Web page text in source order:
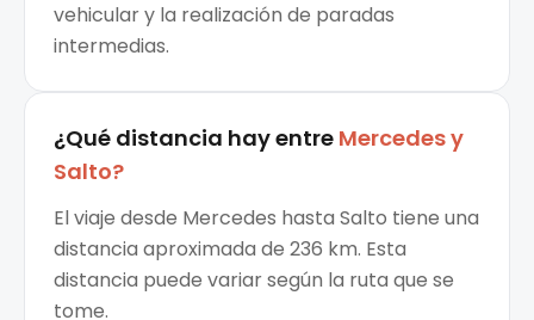
vehicular y la realización de paradas
intermedias.
¿Qué distancia hay entre Mercedesy
Salto?
El viaje desde Mercedes hasta Salto tiene una
distancia aproximada de 236 km. Esta
distancia puede variar según la ruta que se
tome.